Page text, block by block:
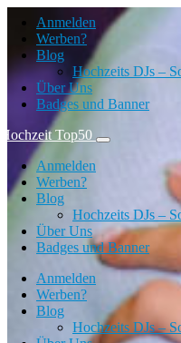
Zum Inhalt springen
Anmelden
Werben?
Blog
Hochzeits DJs –
Über Uns
Badges und Banner
Hochzeit Top50
Anmelden
Werben?
Blog
Hochzeits DJs –
Über Uns
Badges und Banner
Anmelden
Werben?
Blog
Hochzeits DJs –